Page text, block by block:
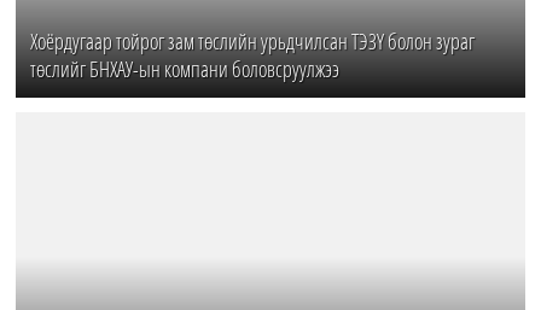
Хоёрдугаар тойрог зам төслийн урьдчилсан ТЭЗҮ болон зураг
төслийг БНХАУ-ын компани боловсруулжээ